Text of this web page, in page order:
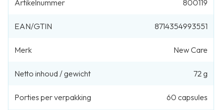
Artikelnummer 800119
EAN/GTIN 8714354993551
Merk New Care
Netto inhoud / gewicht 72 g
Porties per verpakking 60 capsules